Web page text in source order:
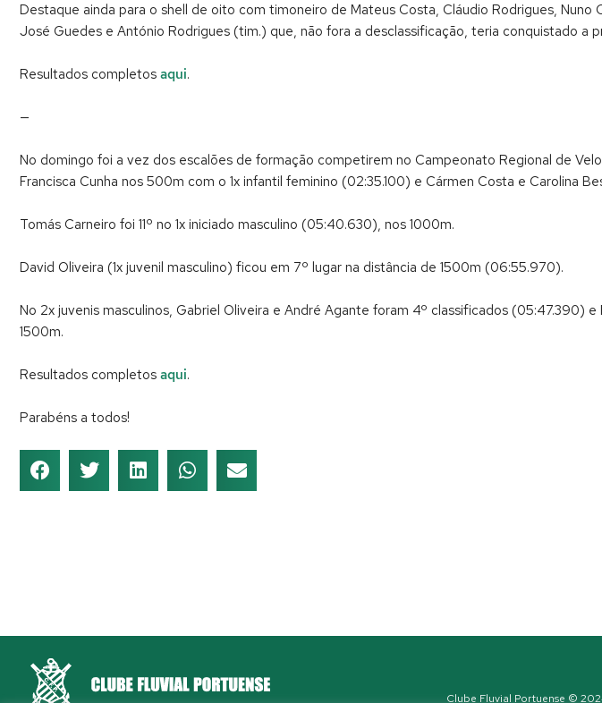
Destaque ainda para o shell de oito com timoneiro de Mateus Costa, Cláudio Rodrigues,
José Guedes e António Rodrigues (tim.) que, não fora a desclassificação, teria conquistado a
Resultados completos aqui.
—
No domingo foi a vez dos escalões de formação competirem no Campeonato Regional de
Francisca Cunha nos 500m com o 1x infantil feminino (02:35.100) e Cármen Costa e Carolina
Tomás Carneiro foi 11º no 1x iniciado masculino (05:40.630), nos 1000m.
David Oliveira (1x juvenil masculino) ficou em 7º lugar na distância de 1500m (06:55.970).
No 2x juvenis masculinos, Gabriel Oliveira e André Agante foram 4º classificados (05:47.390)
1500m.
Resultados completos aqui.
Parabéns a todos!
Clube Fluvial Portuense ©